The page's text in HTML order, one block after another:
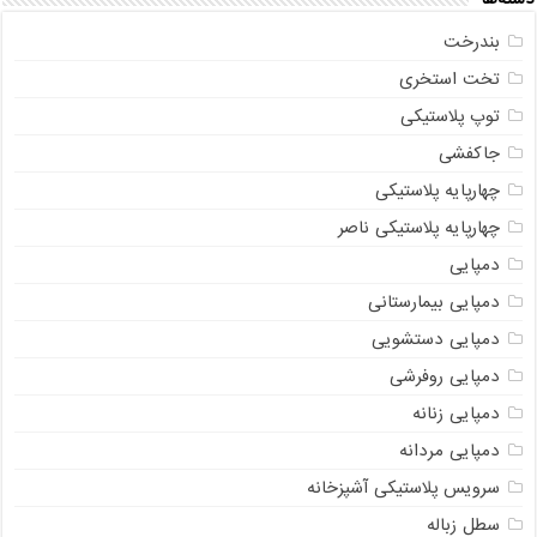
بندرخت
تخت استخری
توپ پلاستیکی
جاکفشی
چهارپایه پلاستیکی
چهارپایه پلاستیکی ناصر
دمپایی
دمپایی بیمارستانی
دمپایی دستشویی
دمپایی روفرشی
دمپایی زنانه
دمپایی مردانه
سرویس پلاستیکی آشپزخانه
سطل زباله